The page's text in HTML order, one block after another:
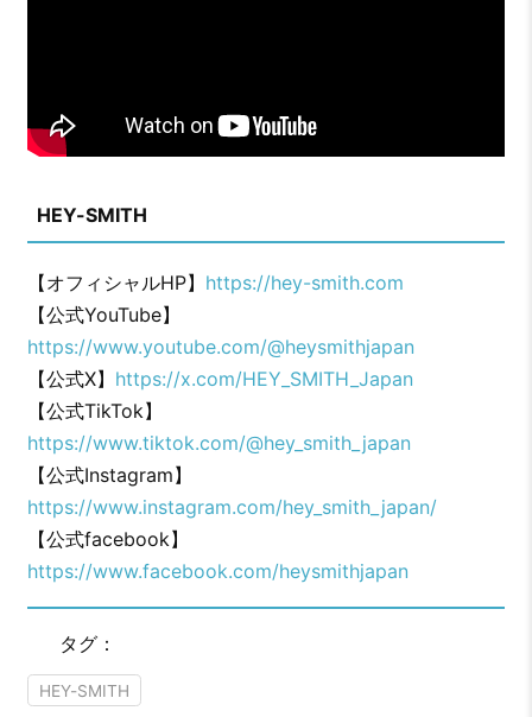
HEY-SMITH
【オフィシャルHP】 https://hey-smith.com
【公式YouTube】
https://www.youtube.com/@heysmithjapan
【公式X】 https://x.com/HEY_SMITH_Japan
【公式TikTok】
https://www.tiktok.com/@hey_smith_japan
【公式Instagram】
https://www.instagram.com/hey_smith_japan/
【公式facebook】
https://www.facebook.com/heysmithjapan
タグ：
HEY-SMITH